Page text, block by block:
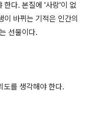
한다. 본질에 '사랑'이 없
바뀌는 기적은 인간의
선물이다.
도를 생각해야 한다.